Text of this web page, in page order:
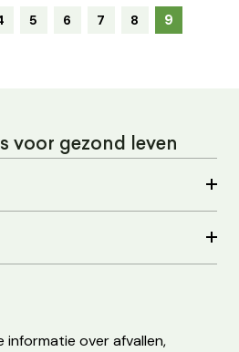
5 6 7 8 9
voor gezond leven
informatie over afvallen,